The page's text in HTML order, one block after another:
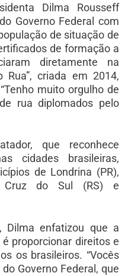
Dilma Rousseff
Governo Federal com
de situação de
de formação a
diretamente na
Rua”, criada em 2014,
muito orgulho de
rua diplomados pelo
que reconhece
cidades brasileiras,
de Londrina (PR),
Cruz do Sul (RS) e
Dilma enfatizou que a
proporcionar direitos e
os brasileiros. “Vocês
Governo Federal, que